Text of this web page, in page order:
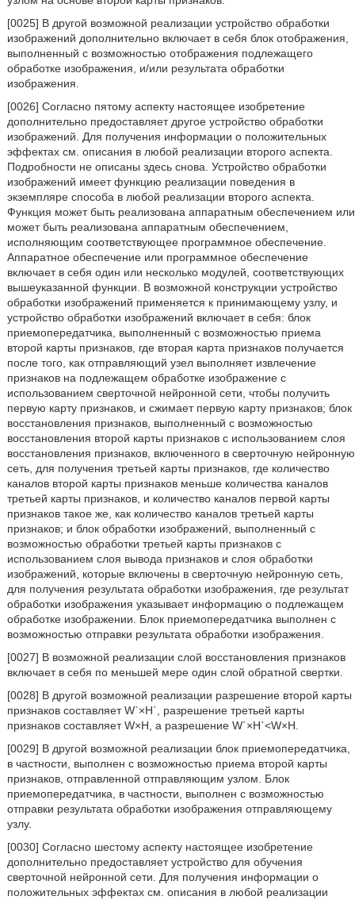
[0025] В другой возможной реализации устройство обработки
изображений дополнительно включает в себя блок отображения,
выполненный с возможностью отображения подлежащего
обработке изображения, и/или результата обработки
изображения.
[0026] Согласно пятому аспекту настоящее изобретение
дополнительно предоставляет другое устройство обработки
изображений. Для получения информации о положительных
эффектах см. описания в любой реализации второго аспекта.
Подробности не описаны здесь снова. Устройство обработки
изображений имеет функцию реализации поведения в
экземпляре способа в любой реализации второго аспекта.
Функция может быть реализована аппаратным обеспечением или
может быть реализована аппаратным обеспечением,
исполняющим соответствующее программное обеспечение.
Аппаратное обеспечение или программное обеспечение
включает в себя один или несколько модулей, соответствующих
вышеуказанной функции. В возможной конструкции устройство
обработки изображений применяется к принимающему узлу, и
устройство обработки изображений включает в себя: блок
приемопередатчика, выполненный с возможностью приема
второй карты признаков, где вторая карта признаков получается
после того, как отправляющий узел выполняет извлечение
признаков на подлежащем обработке изображение с
использованием сверточной нейронной сети, чтобы получить
первую карту признаков, и сжимает первую карту признаков; блок
восстановления признаков, выполненный с возможностью
восстановления второй карты признаков с использованием слоя
восстановления признаков, включенного в сверточную нейронную
сеть, для получения третьей карты признаков, где количество
каналов второй карты признаков меньше количества каналов
третьей карты признаков, и количество каналов первой карты
признаков такое же, как количество каналов третьей карты
признаков; и блок обработки изображений, выполненный с
возможностью обработки третьей карты признаков с
использованием слоя вывода признаков и слоя обработки
изображений, которые включены в сверточную нейронную сеть,
для получения результата обработки изображения, где результат
обработки изображения указывает информацию о подлежащем
обработке изображении. Блок приемопередатчика выполнен с
возможностью отправки результата обработки изображения.
[0027] В возможной реализации слой восстановления признаков
включает в себя по меньшей мере один слой обратной свертки.
[0028] В другой возможной реализации разрешение второй карты
признаков составляет W`×H`, разрешение третьей карты
признаков составляет W×H, а разрешение W`×H`<W×H.
[0029] В другой возможной реализации блок приемопередатчика,
в частности, выполнен с возможностью приема второй карты
признаков, отправленной отправляющим узлом. Блок
приемопередатчика, в частности, выполнен с возможностью
отправки результата обработки изображения отправляющему
узлу.
[0030] Согласно шестому аспекту настоящее изобретение
дополнительно предоставляет устройство для обучения
сверточной нейронной сети. Для получения информации о
положительных эффектах см. описания в любой реализации